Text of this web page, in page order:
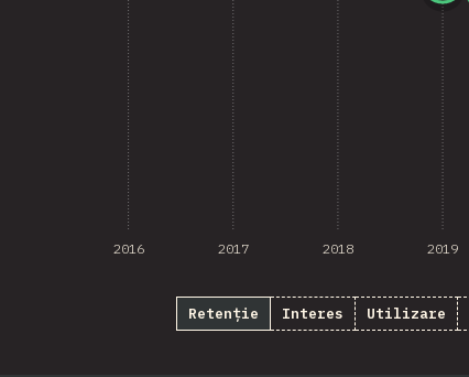
2016 2017 2018 2019
Retenție Interes Utilizare